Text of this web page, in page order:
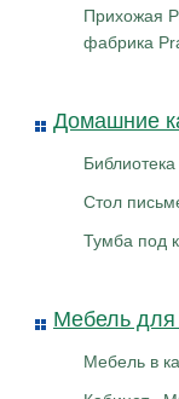
Прихожая
фабрика
Домашние
Стол
Тумба под
Мебель для
Мебель в